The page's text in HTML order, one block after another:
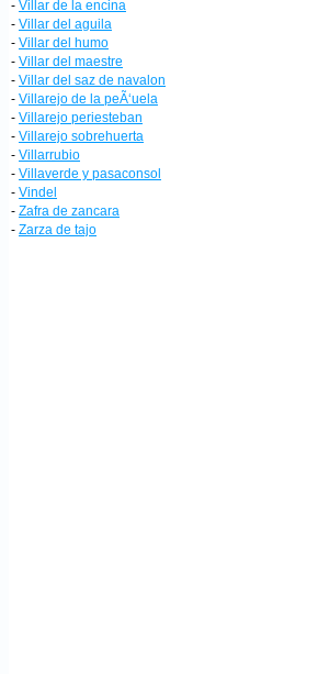
- Villar de la encina
- Villar del aguila
- Villar del humo
- Villar del maestre
- Villar del saz de navalon
- Villarejo de la peÃ‘uela
- Villarejo periesteban
- Villarejo sobrehuerta
- Villarrubio
- Villaverde y pasaconsol
- Vindel
- Zafra de zancara
- Zarza de tajo